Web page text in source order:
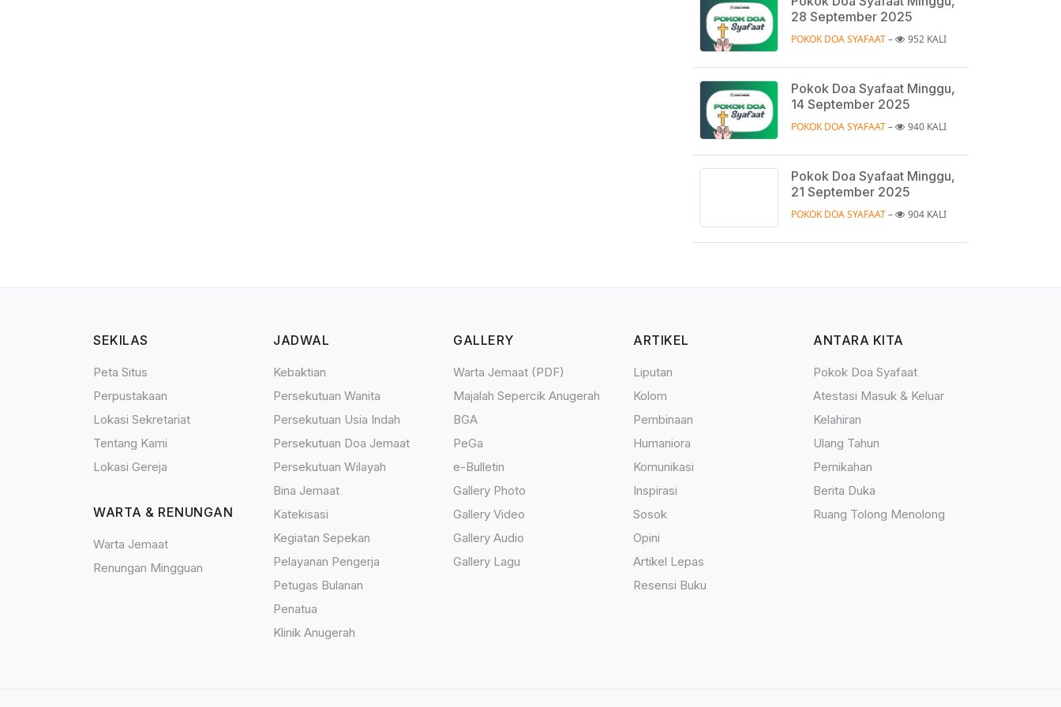
28 September 2025
POKOK DOA SYAFAAT – 952 KALI
Pokok Doa Syafaat Minggu,
14 September 2025
POKOK DOA SYAFAAT – 940 KALI
Pokok Doa Syafaat Minggu,
21 September 2025
POKOK DOA SYAFAAT – 904 KALI
SEKILAS
Peta Situs
Perpustakaan
Lokasi Sekretariat
Tentang Kami
Lokasi Gereja
WARTA & RENUNGAN
Warta Jemaat
Renungan Mingguan
JADWAL
Kebaktian
Persekutuan Wanita
Persekutuan Usia Indah
Persekutuan Doa Jemaat
Persekutuan Wilayah
Bina Jemaat
Katekisasi
Kegiatan Sepekan
Pelayanan Pengerja
Petugas Bulanan
Penatua
Klinik Anugerah
GALLERY
Warta Jemaat (PDF)
Majalah Sepercik Anugerah
BGA
PeGa
e-Bulletin
Gallery Photo
Gallery Video
Gallery Audio
Gallery Lagu
ARTIKEL
Liputan
Kolom
Pembinaan
Humaniora
Komunikasi
Inspirasi
Sosok
Opini
Artikel Lepas
Resensi Buku
ANTARA KITA
Pokok Doa Syafaat
Atestasi Masuk & Keluar
Kelahiran
Ulang Tahun
Pernikahan
Berita Duka
Ruang Tolong Menolong